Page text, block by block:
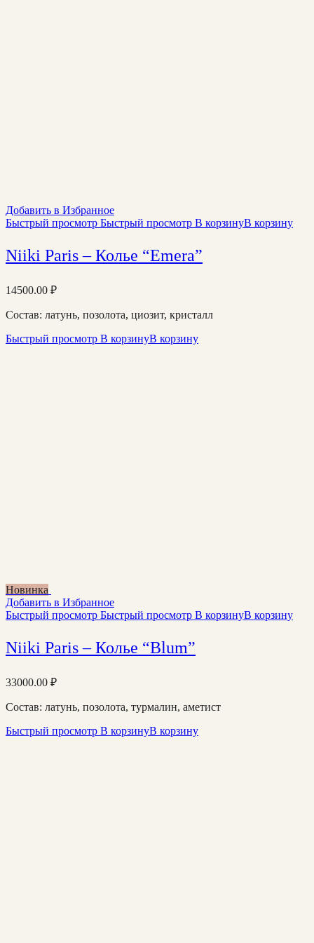
Добавить в Избранное
Быстрый просмотр Быстрый просмотр В корзинуВ корзину
Niiki Paris – Колье “Emera”
14500.00 ₽
Состав: латунь, позолота, циозит, кристалл
Быстрый просмотр В корзинуВ корзину
Новинка
Добавить в Избранное
Быстрый просмотр Быстрый просмотр В корзинуВ корзину
Niiki Paris – Колье “Blum”
33000.00 ₽
Состав: латунь, позолота, турмалин, аметист
Быстрый просмотр В корзинуВ корзину